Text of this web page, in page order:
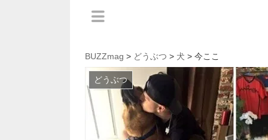
BUZZmag > どうぶつ > 犬 > 今ここ
どうぶつ